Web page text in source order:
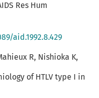
Res Hum
aid.1992.8.429
R, Nishioka K,
of HTLV type I in